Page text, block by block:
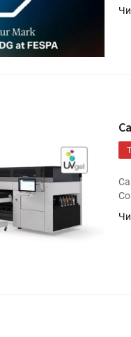
Росприроднадзор
«Калькулятор утилизации»
«Дубль В» расширяет